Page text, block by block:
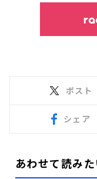
ポスト
シェア
あわせて読みた